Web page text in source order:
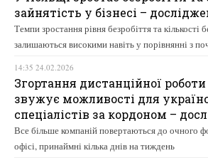
зайнятість у бізнесі –
Темпи зростання рівня безробіття та кількості
залишаються високими навіть у порівнянні з
14:35 24.02.2026
Згортання дистанційної
звужує можливості для
спеціалістів за кордоном –
Все більше компаній повертаються до очного
офісі, принаймні кілька днів на тиждень